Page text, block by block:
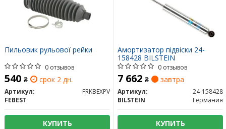
Пильовик рульової рейки
0 отзывов
540 ₴ срок 2 дн.
Артикул:
FRKBEXPV
FEBEST
КУПИТЬ
Амортизатор підвіски 24-
158428 BILSTEIN
0 отзывов
7 662 ₴ завтра
Артикул:
24-158428
BILSTEIN
Германия
КУПИТЬ